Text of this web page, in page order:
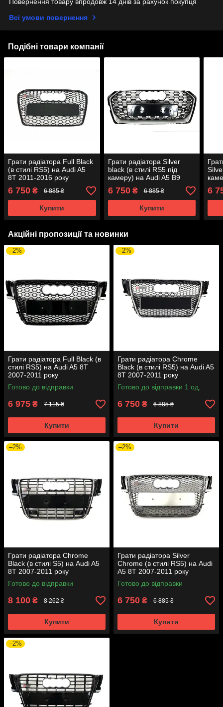
Всі умови повернення
Подібні товари компанії
Грати радіатора Full Black
(в стилі RS5) на Audi A5
8T 2011-2016 року
6 750 ₴ 6 885 ₴
Купити
Грати радіатора Silver
black (в стилі RS5 під
камеру) на Audi A5 B9
2016-2020 року
6 750₴ 6 885 ₴
Купити
B9
6
Акційні пропозиції та новинки
–2%
Грати радіатора Full Black (в
стилі RS5) на Audi A5 8T
2007-2011 року
Готово до відправки
6 975 ₴ 7 115 ₴
Купити
–2%
Грати радіатора Chrome
Black (в стилі RS5) на Audi A5
8T 2007-2011 року
Готово до відправки 1 од.
6 750 ₴ 6 885 ₴
Купити
–2%
Грати радіатора Chrome
Black (в стилі S5) на Audi A5
8T 2007-2011 року
Готово до відправки
8 100 ₴ 8 262 ₴
Купити
–2%
Грати радіатора Silver
Chrome (в стилі RS5) на Audi
A5 8T 2007-2011 року
Готово до відправки
6 750 ₴ 6 885 ₴
Купити
–2%